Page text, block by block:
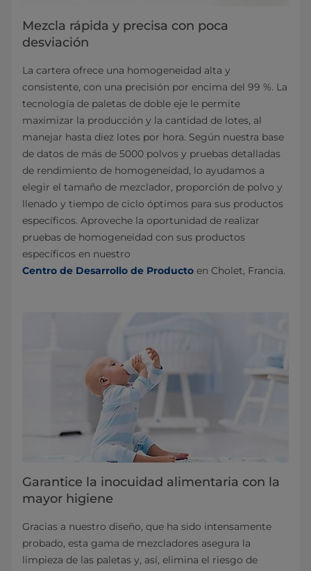
Mezcla rápida y precisa con poca
desviación
La cartera ofrece una homogeneidad alta y
consistente, con una precisión por encima del 99 %. La
tecnología de paletas de doble eje le permite
maximizar la producción y la cantidad de lotes, al
manejar hasta diez lotes por hora. Según nuestra base
de datos de más de 5000 polvos y pruebas detalladas
de rendimiento de homogeneidad, lo ayudamos a
elegir el tamaño de mezclador, proporción de polvo y
llenado y tiempo de ciclo óptimos para sus productos
específicos. Aproveche la oportunidad de realizar
pruebas de homogeneidad con sus productos
específicos en nuestro
Centro de Desarrollo de Producto en Cholet, Francia.
Garantice la inocuidad alimentaria con la
mayor higiene
Gracias a nuestro diseño, que ha sido intensamente
probado, esta gama de mezcladores asegura la
limpieza de las paletas y, así, elimina el riesgo de